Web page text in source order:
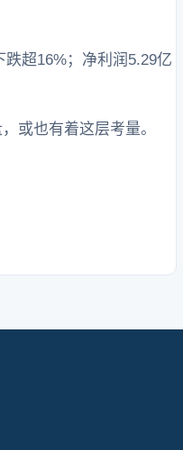
超16%；净利润5.29亿
或也有着这层考量。